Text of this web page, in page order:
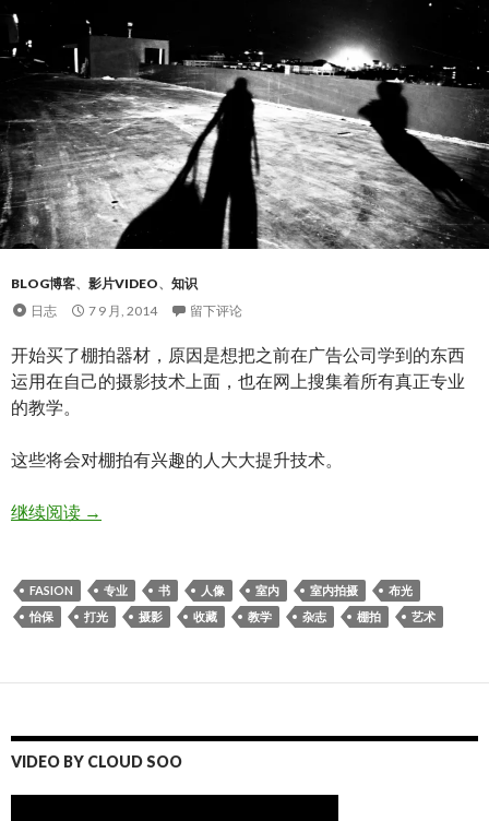
BLOG博客、 影片VIDEO、 知识
日志
7 9 月, 2014 留下评论
开始买了棚拍器材，原因是想把之前在广告公司学到的东西
运用在自己的摄影技术上面，也在网上搜集着所有真正专业
的教学。
这些将会对棚拍有兴趣的人大大提升技术。
继续阅读棚拍布光人像摄影。值得收藏
→
FASION 专业 书 人像 室内 室内拍摄
布光
怡保
打光 摄影 收藏 教学 杂志 棚拍 艺术
VIDEO BY CLOUD SOO